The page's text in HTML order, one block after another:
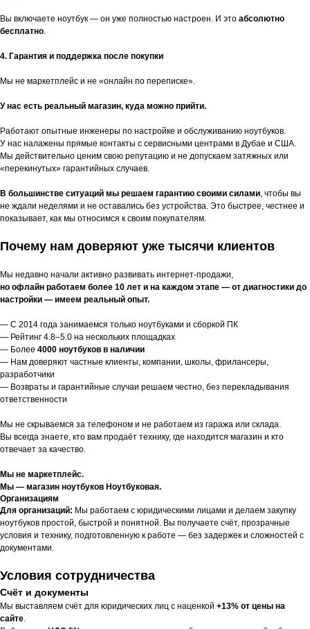
Вы включаете ноутбук — он уже полностью настроен. И это абсолютно
бесплатно.
4. Гарантия и поддержка после покупки
Мы не маркетплейс и не «онлайн по переписке».
У нас есть реальный магазин, куда можно прийти.
Работают опытные инженеры по настройке и обслуживанию ноутбуков.
У нас налажены прямые контакты с сервисными центрами в Дубае и США.
Мы действительно ценим свою репутацию и не допускаем затяжных или
«перекинутых» гарантийных случаев.
В большинстве ситуаций мы решаем гарантию своими силами, чтобы вы
не ждали неделями и не оставались без устройства. Это быстрее, честнее и
показывает, как мы относимся к своим покупателям.
Почему нам доверяют уже тысячи клиентов
Мы недавно начали активно развивать интернет-продажи,
но офлайн работаем более 10 лет и на каждом этапе — от диагностики до
настройки — имеем реальный опыт.
— С 2014 года занимаемся только ноутбуками и сборкой ПК
— Рейтинг 4.8–5.0 на нескольких площадках
— Более 4000 ноутбуков в наличии
— Нам доверяют частные клиенты, компании, школы, фрилансеры,
разработчики
— Возвраты и гарантийные случаи решаем честно, без перекладывания
ответственности
Мы не скрываемся за телефоном и не работаем из гаража или склада.
Вы всегда знаете, кто вам продаёт технику, где находится магазин и кто
отвечает за качество.
Мы не маркетплейс.
Мы — магазин ноутбуков Ноутбуковая.
Организациям
Для организаций: Мы работаем с юридическими лицами и делаем закупку
ноутбуков простой, быстрой и понятной. Вы получаете счёт, прозрачные
условия и технику, подготовленную к работе — без задержек и сложностей с
документами.
Условия сотрудничества
Счёт и документы
Мы выставляем счёт для юридических лиц с наценкой +13% от цены на
сайте.